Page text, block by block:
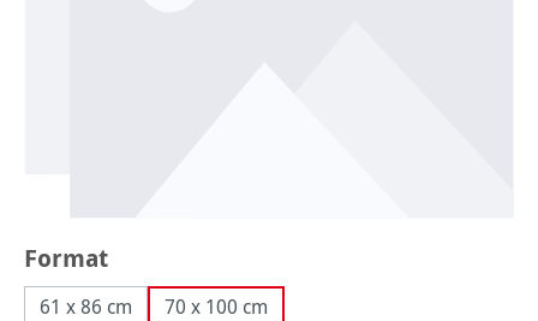
Sélectionnez
Format
61 x 86 cm 70 x 100 cm